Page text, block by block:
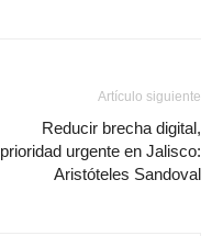
Artículo siguiente
Reducir brecha digital,
prioridad urgente en Jalisco:
Aristóteles Sandoval